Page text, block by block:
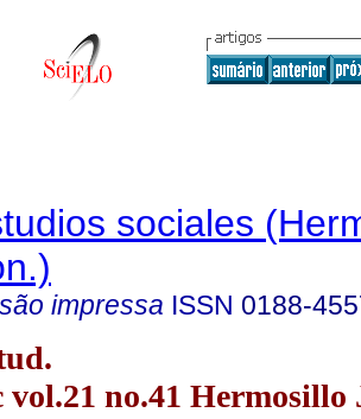
sociales
impressa ISSN 0188-
vol.21 no.41 Hermosillo